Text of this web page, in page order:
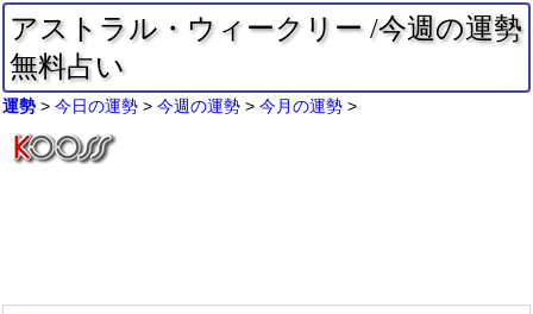
アストラル・ウィークリー /今週の運勢
無料占い
運勢 今日の運勢 今週の運勢 今月の運勢